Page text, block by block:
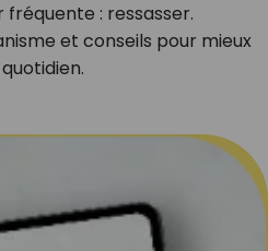
: ressasser.
et conseils pour mieux